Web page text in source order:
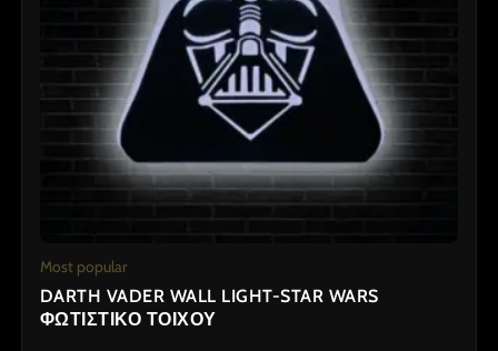
Most popular
DARTH VADER WALL LIGHT-STAR WARS
ΦΩΤΙΣΤΙΚΟ ΤΟΙΧΟΥ